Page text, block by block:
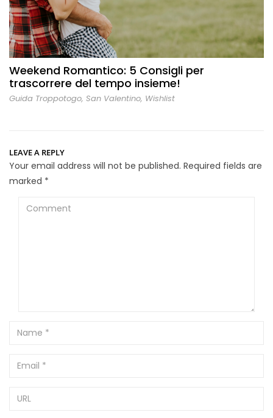
Weekend Romantico: 5 Consigli per
trascorrere del tempo insieme!
Guida Troppotogo, San Valentino, Wishlist
LEAVE A REPLY
Your email address will not be published. Required fields are
marked *
Comment
Name
Email